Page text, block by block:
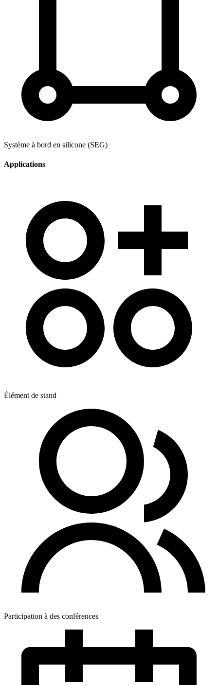
Système à bord en silicone (SEG)
Applications
Élément de stand
Participation à des conférences